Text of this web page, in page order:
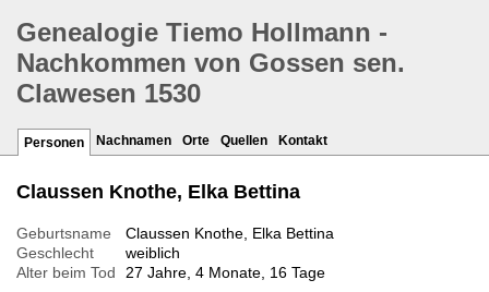
Genealogie Tiemo Hollmann -
Nachkommen von Gossen sen.
Clawesen 1530
Personen Nachnamen Orte Quellen Kontakt
Claussen Knothe, Elka Bettina
Geburtsname
Claussen Knothe, Elka Bettina
Geschlecht
weiblich
Alter beim Tod
27 Jahre, 4 Monate, 16 Tage